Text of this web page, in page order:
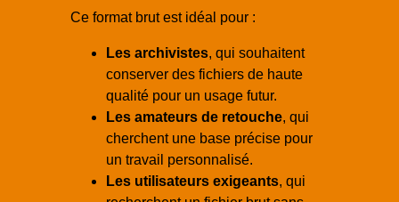
Ce format brut est idéal pour :
Les archivistes, qui souhaitent
conserver des fichiers de haute
qualité pour un usage futur.
Les amateurs de retouche, qui
cherchent une base précise pour
un travail personnalisé.
Les utilisateurs exigeants, qui